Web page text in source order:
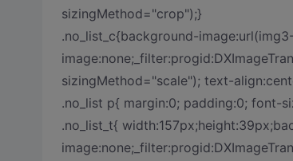
sizingMethod="crop");}
.no_list_c{background-
sizingMethod="scale"); text-
.no_list p{ margin:0; padding:0; font-
.no_list_t{